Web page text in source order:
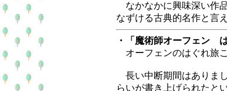
なかなかに興味深い作
なずける古典的名作と言
・「魔術師オーフェン
オーフェンのはぐれ旅こ
長い中断期間はありま
らいが書き上げられたと